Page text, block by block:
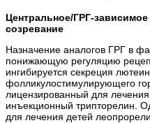
Центральное/ГРГ-
созревание
Назначение аналогов ГРГ в
понижающую регуляцию
ингибируется секреция
фолликулостимулирующего
лицензированный для
инъекционный трипторелин.
для лечения детей